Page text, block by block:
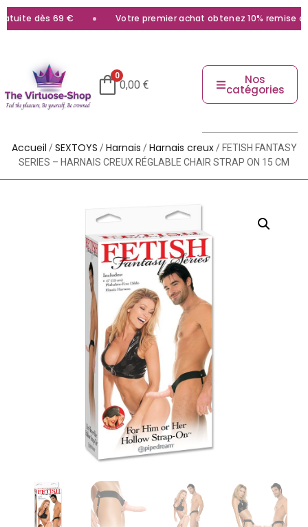
dès 69 € Votre premier achat obtenez 10% remise
0
0,00 € Nos
catégories
Accueil /SEXTOYS /Harnais /Harnais creux/ FETISH FANTASY
SERIES – HARNAIS CREUX RÉGLABLE CHAIR STRAP ON 15 CM